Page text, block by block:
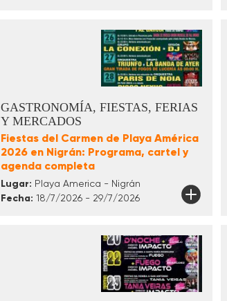
GASTRONOMÍA, FIESTAS, FERIAS
Y MERCADOS
Fiestas del Carmen de Playa América
2026 en Nigrán: Programa, cartel y
agenda completa
Lugar: Playa America - Nigrán
Fecha: 18/7/2026 - 29/7/2026